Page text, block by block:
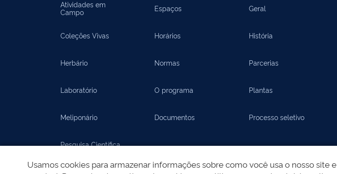
Atividades em
Campo
Coleções Vivas
Herbário
Laboratório
Meliponário
Pesquisa Científica
Documentos
Espaços
Horários
Normas
O programa
Documentos
Geral
História
Parcerias
Plantas
Processo seletivo
Usamos cookies para armazenar informações sobre como você usa o nosso site